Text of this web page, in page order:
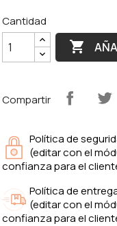
Cantidad

Compartir
Política de
(editar con el
confianza para el
Política de
(editar con el
confianza para el